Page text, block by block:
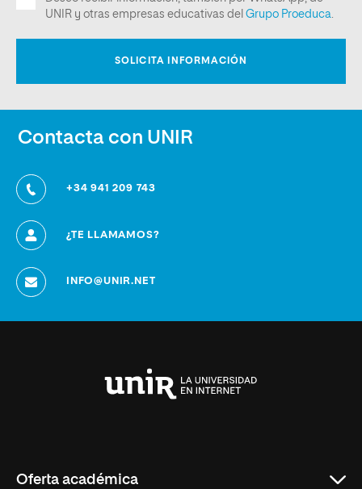
Contacta con UNIR
+34 941 209 743
¿TE LLAMAMOS?
INFO@UNIR.NET
Oferta académica